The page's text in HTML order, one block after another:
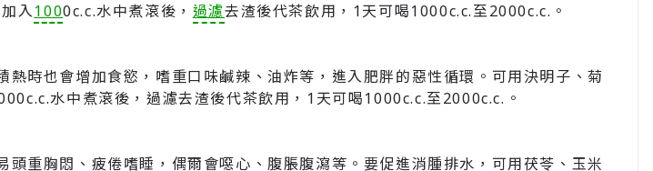
入1000c.c.水中煮滾後， 過濾去渣後代茶飲用，1天可喝1000c.c.至2000c.c.。
熱時也會增加食慾，嗜重口味鹹辣、油炸等，進入肥胖的惡性循環。可用決明子、菊
水中煮滾後，過濾去渣後代茶飲用，1天可喝1000c.c.至2000c.c.。
頭重胸悶、疲倦嗜睡，偶爾會噁心、腹脹腹瀉等。要促進消腫排水，可用茯苓、玉米